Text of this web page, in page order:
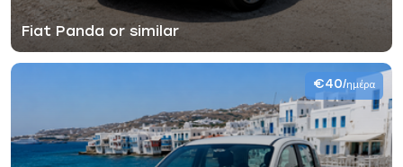
Fiat Panda or similar
€40/ημέρα